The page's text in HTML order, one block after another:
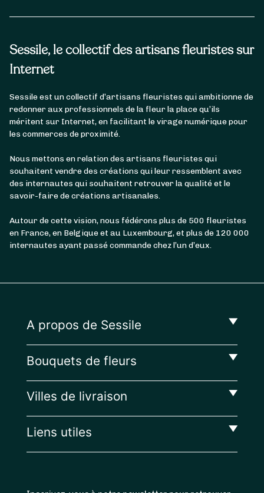
Sessile, le collectif des artisans fleuristes sur
Internet
Sessile est un collectif d’artisans fleuristes qui ambitionne de
redonner aux professionnels de la fleur la place qu’ils
méritent sur Internet, en facilitant le virage numérique pour
les commerces de proximité.
Nous mettons en relation des artisans fleuristes qui
souhaitent vendre des créations qui leur ressemblent avec
des internautes qui souhaitent retrouver la qualité et le
savoir-faire de créations artisanales.
Autour de cette vision, nous fédérons plus de 500 fleuristes
en France, en Belgique et au Luxembourg, et plus de 120 000
internautes ayant passé commande chez l’un d’eux.
A propos de Sessile
Bouquets de fleurs
Villes de livraison
Liens utiles